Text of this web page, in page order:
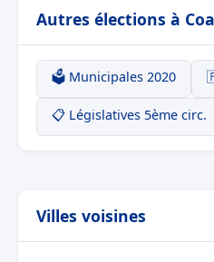
Autres élections à
🗳️ Municipales 2020
📋 Législatives 5ème circ.
Villes voisines